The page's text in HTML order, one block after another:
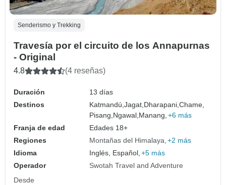
Senderismo y Trekking
Travesía por el circuito de los Annapurnas
- Original
4.8 (4 reseñas)
Duración
13 días
Destinos
Katmandú,Jagat, Dharapani,Chame,
Pisang, Ngawal, Manang, +6 más
Franja de edad
Edades 18+
Regiones
Montañas del Himalaya +2 más
Idioma
Inglés, Español, +5 más
Operador
Swotah Travel and Adventure
Desde